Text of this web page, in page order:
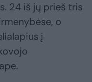
24 iš jų prieš tris
o
į